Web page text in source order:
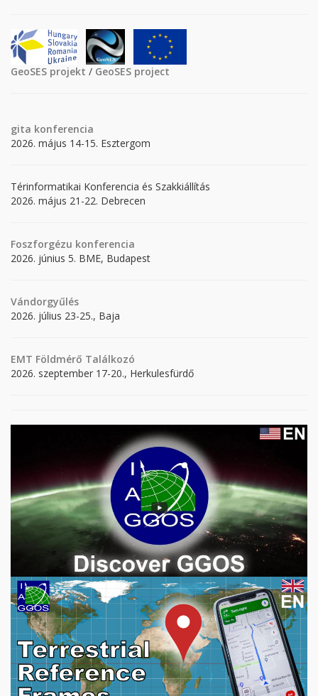
GeoSES projekt / GeoSES project
gita konferencia
2026. május 14-15. Esztergom
Térinformatikai Konferencia és Szakkiállítás
2026. május 21-22. Debrecen
Foszforgézu konferencia
2026. június 5. BME, Budapest
Vándorgyűlés
2026. július 23-25., Baja
EMT Földmérő Találkozó
2026. szeptember 17-20., Herkulesfürdő